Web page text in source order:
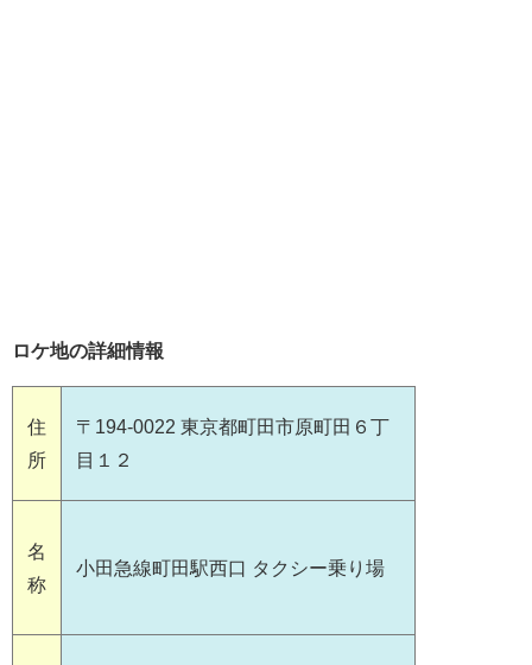
ロケ地の詳細情報
住
所
〒194-0022 東京都町田市原町田６丁
目１２
名
称
小田急線町田駅西口 タクシー乗り場